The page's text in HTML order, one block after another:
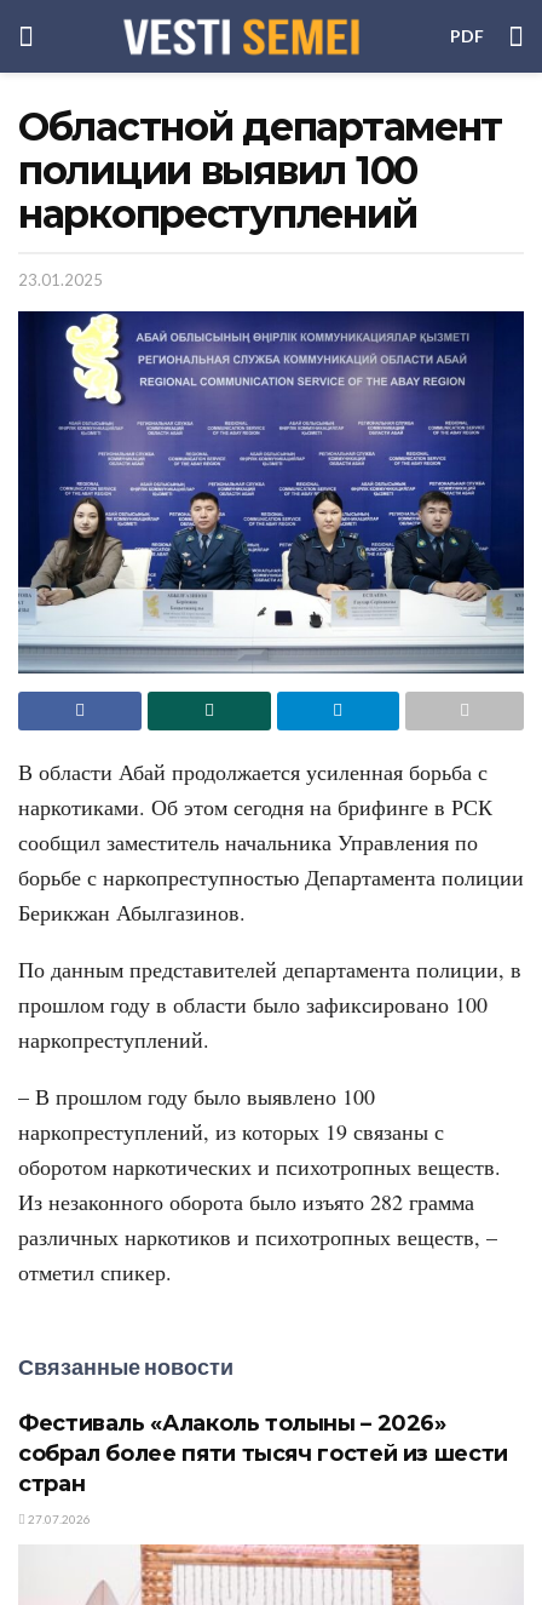
PDF
Областной департамент
полиции выявил 100
наркопреступлений
23.01.2025
В области Абай продолжается усиленная борьба с
наркотиками. Об этом сегодня на брифинге в РСК
сообщил заместитель начальника Управления по
борьбе с наркопреступностью Департамента полиции
Берикжан Абылгазинов.
По данным представителей департамента полиции, в
прошлом году в области было зафиксировано 100
наркопреступлений.
– В прошлом году было выявлено 100
наркопреступлений, из которых 19 связаны с
оборотом наркотических и психотропных веществ.
Из незаконного оборота было изъято 282 грамма
различных наркотиков и психотропных веществ, –
отметил спикер.
Связанные новости
Фестиваль «Алаколь толқыны – 2026»
собрал более пяти тысяч гостей из шести
стран
27.07.2026